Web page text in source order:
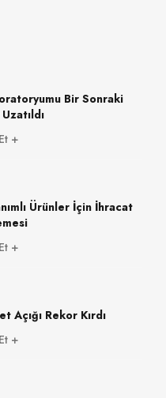
Bir Sonraki
Ürünler İçin İhracat
Açığı Rekor Kırdı